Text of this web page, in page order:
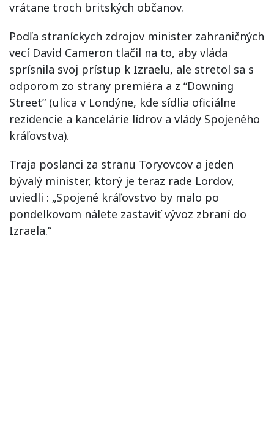
vrátane troch britských občanov.
Podľa straníckych zdrojov minister zahraničných
vecí David Cameron tlačil na to, aby vláda
sprísnila svoj prístup k Izraelu, ale stretol sa s
odporom zo strany premiéra a z “Downing
Street” (ulica v Londýne, kde sídlia oficiálne
rezidencie a kancelárie lídrov a vlády Spojeného
kráľovstva).
Traja poslanci za stranu Toryovcov a jeden
bývalý minister, ktorý je teraz rade Lordov,
uviedli : „Spojené kráľovstvo by malo po
pondelkovom nálete zastaviť vývoz zbraní do
Izraela.“